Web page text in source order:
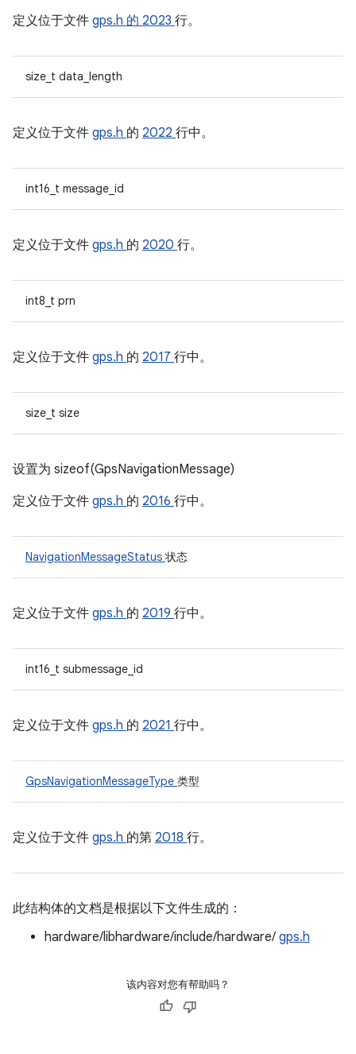
定义位于文件 gps.h 的 2023 行。
size_t data_length
定义位于文件 gps.h 的 2022 行中。
int16_t message_id
定义位于文件 gps.h 的 2020 行。
int8_t prn
定义位于文件 gps.h 的 2017 行中。
size_t size
设置为 sizeof(GpsNavigationMessage)
定义位于文件 gps.h 的 2016 行中。
NavigationMessageStatus 状态
定义位于文件 gps.h 的 2019 行中。
int16_t submessage_id
定义位于文件 gps.h 的 2021 行中。
GpsNavigationMessageType 类型
定义位于文件 gps.h 的第 2018 行。
此结构体的文档是根据以下文件生成的：
hardware/libhardware/include/hardware/ gps.h
该内容对您有帮助吗？